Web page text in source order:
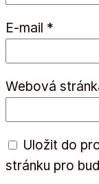
E-mail *
Webová
Uložit do
stránku pro